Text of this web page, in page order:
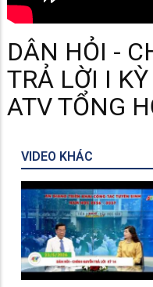
DÂN HỎI -
TRẢ LỜI I
ATV TỔNG
VIDEO KHÁC